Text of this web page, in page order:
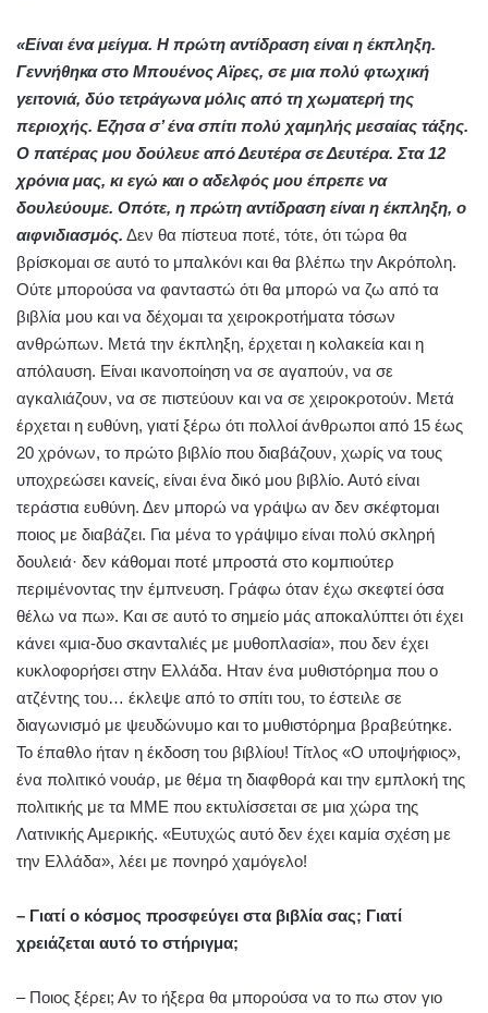
«Είναι ένα μείγμα. Η πρώτη αντίδραση είναι η έκπληξη.
Γεννήθηκα στο Μπουένος Αϊρες, σε μια πολύ φτωχική
γειτονιά, δύο τετράγωνα μόλις από τη χωματερή της
περιοχής. Εζησα σ’ ένα σπίτι πολύ χαμηλής μεσαίας τάξης.
Ο πατέρας μου δούλευε από Δευτέρα σε Δευτέρα. Στα 12
χρόνια μας, κι εγώ και ο αδελφός μου έπρεπε να
δουλεύουμε. Οπότε, η πρώτη αντίδραση είναι η έκπληξη, ο
αιφνιδιασμός. Δεν θα πίστευα ποτέ, τότε, ότι τώρα θα
βρίσκομαι σε αυτό το μπαλκόνι και θα βλέπω την Ακρόπολη.
Ούτε μπορούσα να φανταστώ ότι θα μπορώ να ζω από τα
βιβλία μου και να δέχομαι τα χειροκροτήματα τόσων
ανθρώπων. Μετά την έκπληξη, έρχεται η κολακεία και η
απόλαυση. Είναι ικανοποίηση να σε αγαπούν, να σε
αγκαλιάζουν, να σε πιστεύουν και να σε χειροκροτούν. Μετά
έρχεται η ευθύνη, γιατί ξέρω ότι πολλοί άνθρωποι από 15 έως
20 χρόνων, το πρώτο βιβλίο που διαβάζουν, χωρίς να τους
υποχρεώσει κανείς, είναι ένα δικό μου βιβλίο. Αυτό είναι
τεράστια ευθύνη. Δεν μπορώ να γράψω αν δεν σκέφτομαι
ποιος με διαβάζει. Για μένα το γράψιμο είναι πολύ σκληρή
δουλειά· δεν κάθομαι ποτέ μπροστά στο κομπιούτερ
περιμένοντας την έμπνευση. Γράφω όταν έχω σκεφτεί όσα
θέλω να πω». Και σε αυτό το σημείο μάς αποκαλύπτει ότι έχει
κάνει «μια-δυο σκανταλιές με μυθοπλασία», που δεν έχει
κυκλοφορήσει στην Ελλάδα. Ηταν ένα μυθιστόρημα που ο
ατζέντης του… έκλεψε από το σπίτι του, το έστειλε σε
διαγωνισμό με ψευδώνυμο και το μυθιστόρημα βραβεύτηκε.
Το έπαθλο ήταν η έκδοση του βιβλίου! Τίτλος «Ο υποψήφιος»,
ένα πολιτικό νουάρ, με θέμα τη διαφθορά και την εμπλοκή της
πολιτικής με τα ΜΜΕ που εκτυλίσσεται σε μια χώρα της
Λατινικής Αμερικής. «Ευτυχώς αυτό δεν έχει καμία σχέση με
την Ελλάδα», λέει με πονηρό χαμόγελο!
– Γιατί ο κόσμος προσφεύγει στα βιβλία σας; Γιατί
χρειάζεται αυτό το στήριγμα;
– Ποιος ξέρει; Αν το ήξερα θα μπορούσα να το πω στον γιο